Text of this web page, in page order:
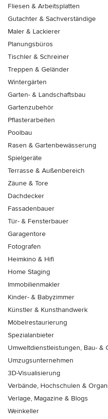
Fliesen & Arbeitsplatten
Gutachter & Sachverständige
Maler & Lackierer
Planungsbüros
Tischler & Schreiner
Treppen & Geländer
Wintergärten
Garten- & Landschaftsbau
Gartenzubehör
Pflasterarbeiten
Poolbau
Rasen & Gartenbewässerung
Spielgeräte
Terrasse & Außenbereich
Zäune & Tore
Dachdecker
Fassadenbauer
Tür- & Fensterbauer
Garagentore
Fotografen
Heimkino & Hifi
Home Staging
Immobilienmakler
Kinder- & Babyzimmer
Künstler & Kunsthandwerk
Möbelrestaurierung
Spezialanbieter
Umweltdienstleistungen, Bau- &
Umzugsunternehmen
3D-Visualisierung
Verbände, Hochschulen &
Verlage, Magazine & Blogs
Weinkeller